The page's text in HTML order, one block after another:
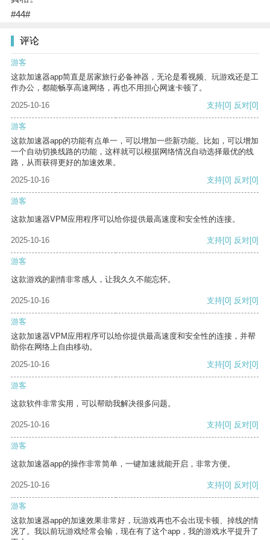
#44#
评论
游客
这款加速器app简直是居家旅行必备神器，无论是看视频、玩游戏还是工
作办公，都能畅享高速网络，再也不用担心网速卡顿了。
2025-10-16
支持[0] 反对[0]
游客
这款加速器app的功能有点单一，可以增加一些新功能。比如，可以增加
一个自动切换线路的功能，这样就可以根据网络情况自动选择最优的线
路，从而获得更好的加速效果。
2025-10-16
支持[0] 反对[0]
游客
这款加速器VPM应用程序可以给你提供最高速度和安全性的连接。
2025-10-16 支持[0] 反对[0]
游客
这款游戏的剧情非常感人，让我久久不能忘怀。
2025-10-16 支持[0] 反对[0]
游客
这款加速器VPM应用程序可以给你提供最高速度和安全性的连接，并帮
助你在网络上自由移动。
2025-10-16
支持[0] 反对[0]
游客
这款软件非常实用，可以帮助我解决很多问题。
2025-10-16 支持[0] 反对[0]
游客
这款加速器app的操作非常简单，一键加速就能开启，非常方便。
2025-10-16 支持[0] 反对[0]
游客
这款加速器app的加速效果非常好，玩游戏再也不会出现卡顿、掉线的情
况了。我以前玩游戏经常会输，现在有了这个app，我的游戏水平提升了